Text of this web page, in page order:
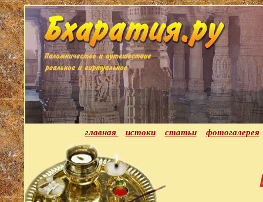
главная истоки статьи фотогалерея